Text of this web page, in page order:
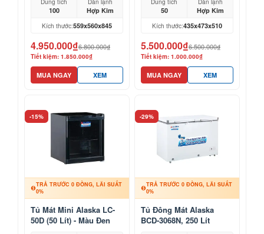
Dung tích
100
Dàn lạnh
Hợp Kim
Kích thước:559x560x845
4.950.000₫6.800.000₫
Tiết kiệm: 1.850.000₫
MUA NGAY XEM
Dung tích
50
Dàn lạnh
Hợp Kim
Kích thước:435x473x510
5.500.000₫6.500.000₫
Tiết kiệm: 1.000.000₫
MUA NGAY XEM
-15%
TRẢ TRƯỚC 0 ĐỒNG, LÃI SUẤT
0%
Tủ Mát Mini Alaska LC-
50D (50 Lít) - Màu Đen
-29%
TRẢ TRƯỚC 0 ĐỒNG, LÃI SUẤT
0%
Tủ Đông Mát Alaska
BCD-3068N, 250 Lít